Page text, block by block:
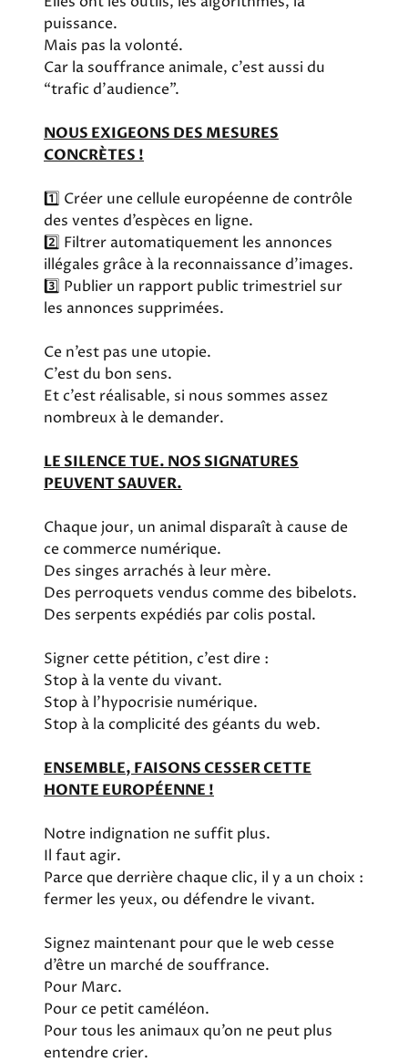
puissance.
Mais pas la volonté.
Car la souffrance animale, c’est aussi du
“trafic d’audience”.
NOUS EXIGEONS DES MESURES
CONCRÈTES !
1️⃣ Créer une cellule européenne de contrôle
des ventes d’espèces en ligne.
2️⃣ Filtrer automatiquement les annonces
illégales grâce à la reconnaissance d’images.
3️⃣ Publier un rapport public trimestriel sur
les annonces supprimées.
Ce n’est pas une utopie.
C’est du bon sens.
Et c’est réalisable, si nous sommes assez
nombreux à le demander.
LE SILENCE TUE. NOS SIGNATURES
PEUVENT SAUVER.
Chaque jour, un animal disparaît à cause de
ce commerce numérique.
Des singes arrachés à leur mère.
Des perroquets vendus comme des bibelots.
Des serpents expédiés par colis postal.
Signer cette pétition, c’est dire :
Stop à la vente du vivant.
Stop à l’hypocrisie numérique.
Stop à la complicité des géants du web.
ENSEMBLE, FAISONS CESSER CETTE
HONTE EUROPÉENNE !
Notre indignation ne suffit plus.
Il faut agir.
Parce que derrière chaque clic, il y a un choix :
fermer les yeux, ou défendre le vivant.
Signez maintenant pour que le web cesse
d’être un marché de souffrance.
Pour Marc.
Pour ce petit caméléon.
Pour tous les animaux qu’on ne peut plus
entendre crier.